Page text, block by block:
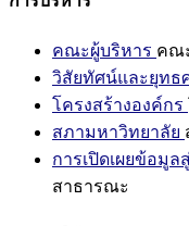
คณะผู้บริหาร คณ
วิสัยทัศน์และยุทธ
โครงสร้างองค์กร
สภามหาวิทยาลัย
การเปิดเผยข้อมู
สาธารณะ